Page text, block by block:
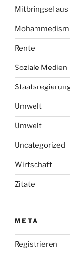
Mitbringsel aus
Rente
Soziale Medien
Umwelt
Umwelt
Uncategorized
Wirtschaft
Zitate
META
Registrieren